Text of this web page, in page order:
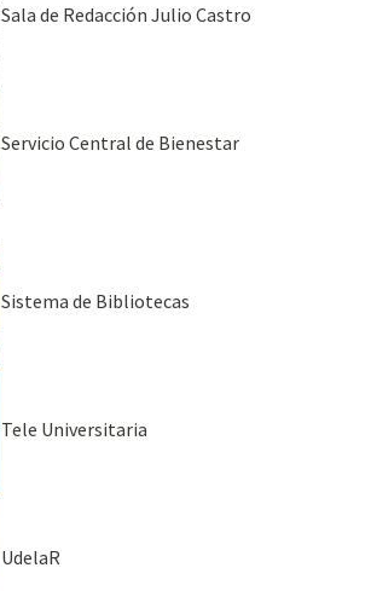
Sala de Redacción Julio Castro
Servicio Central de Bienestar
Sistema de Bibliotecas
Tele Universitaria
UdelaR